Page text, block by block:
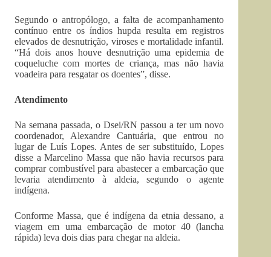
Segundo o antropólogo, a falta de acompanhamento
contínuo entre os índios hupda resulta em registros
elevados de desnutrição, viroses e mortalidade infantil.
“Há dois anos houve desnutrição uma epidemia de
coqueluche com mortes de criança, mas não havia
voadeira para resgatar os doentes”, disse.
Atendimento
Na semana passada, o Dsei/RN passou a ter um novo
coordenador, Alexandre Cantuária, que entrou no
lugar de Luís Lopes. Antes de ser substituído, Lopes
disse a Marcelino Massa que não havia recursos para
comprar combustível para abastecer a embarcação que
levaria atendimento à aldeia, segundo o agente
indígena.
Conforme Massa, que é indígena da etnia dessano, a
viagem em uma embarcação de motor 40 (lancha
rápida) leva dois dias para chegar na aldeia.